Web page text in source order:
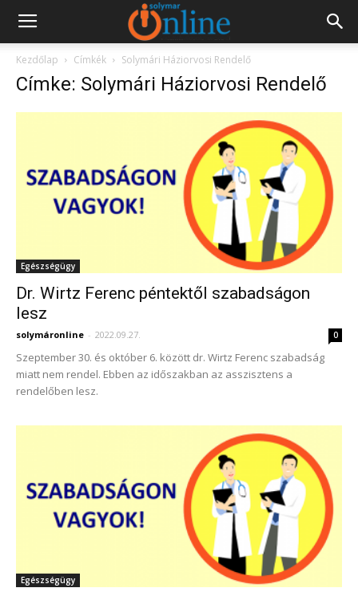
Kezdőlap Címkék Solymári Háziorvosi Rendelő
Címke: Solymári Háziorvosi Rendelő
Egészségügy
Dr. Wirtz Ferenc péntektől szabadságon
lesz
solymáronline - 2022.09.27. 0
Szeptember 30. és október 6. között dr. Wirtz Ferenc szabadság
miatt nem rendel. Ebben az időszakban az asszisztens a
rendelőben lesz.
Egészségügy